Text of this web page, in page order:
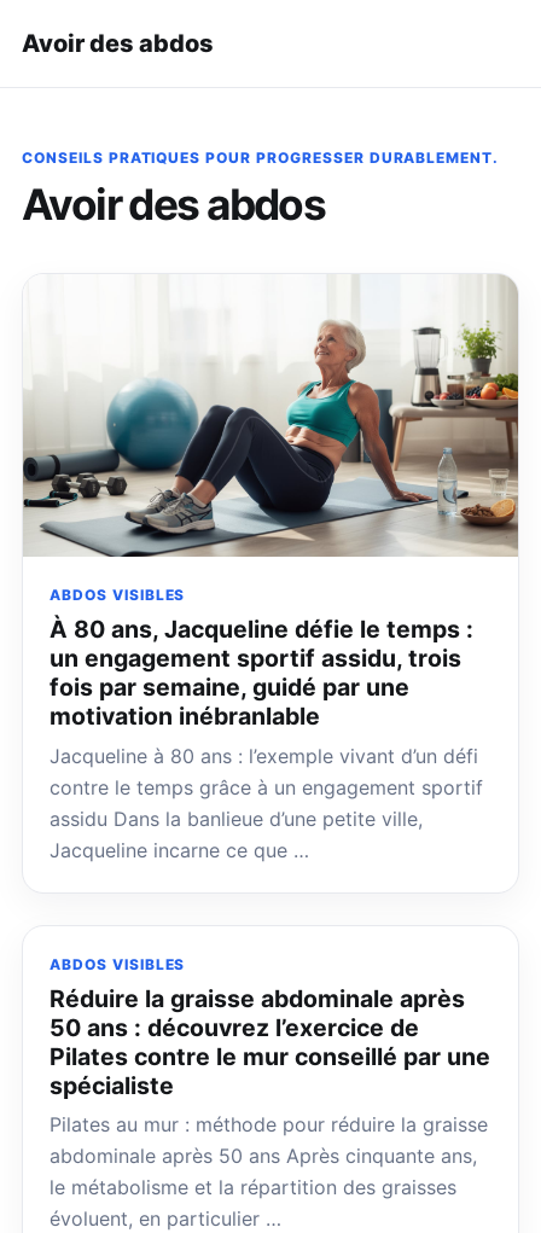
Avoir des abdos
CONSEILS PRATIQUES POUR PROGRESSER DURABLEMENT.
Avoir des abdos
ABDOS VISIBLES
À 80 ans, Jacqueline défie le temps :
un engagement sportif assidu, trois
fois par semaine, guidé par une
motivation inébranlable
Jacqueline à 80 ans : l’exemple vivant d’un défi
contre le temps grâce à un engagement sportif
assidu Dans la banlieue d’une petite ville,
Jacqueline incarne ce que …
ABDOS VISIBLES
Réduire la graisse abdominale après
50 ans : découvrez l’exercice de
Pilates contre le mur conseillé par une
spécialiste
Pilates au mur : méthode pour réduire la graisse
abdominale après 50 ans Après cinquante ans,
le métabolisme et la répartition des graisses
évoluent, en particulier …